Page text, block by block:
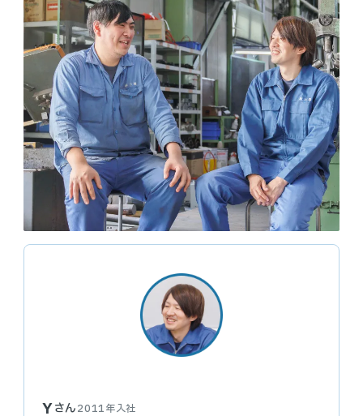
02.Yさん×Sさん
03.Fさん×Tさん
コーポレートサイト
募集要項
エントリー
Instagram
Yさん2011年入社